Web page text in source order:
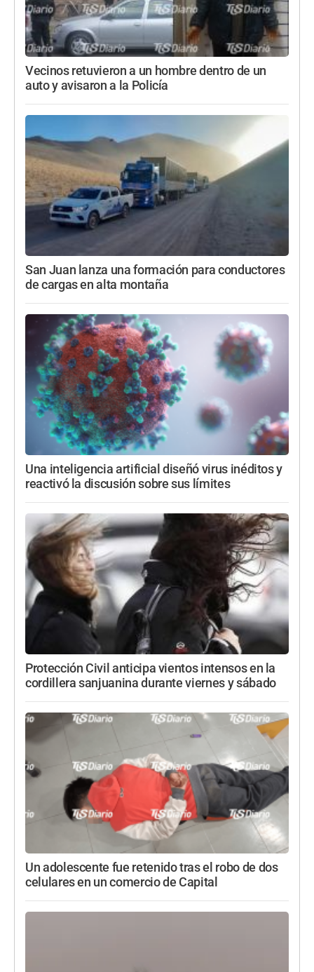
Vecinos retuvieron a un hombre dentro de un
auto y avisaron a la Policía
San Juan lanza una formación para conductores
de cargas en alta montaña
Una inteligencia artificial diseñó virus inéditos y
reactivó la discusión sobre sus límites
Protección Civil anticipa vientos intensos en la
cordillera sanjuanina durante viernes y sábado
Un adolescente fue retenido tras el robo de dos
celulares en un comercio de Capital